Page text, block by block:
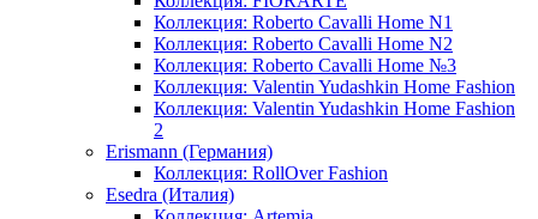
Коллекция: Roberto Cavalli Home N1
Коллекция: Roberto Cavalli Home N2
Коллекция: Roberto Cavalli Home №3
Коллекция: Valentin Yudashkin Home Fashion
Коллекция: Valentin Yudashkin Home Fashion
2
Erismann (Германия)
Коллекция: RollOver Fashion
Esedra (Италия)